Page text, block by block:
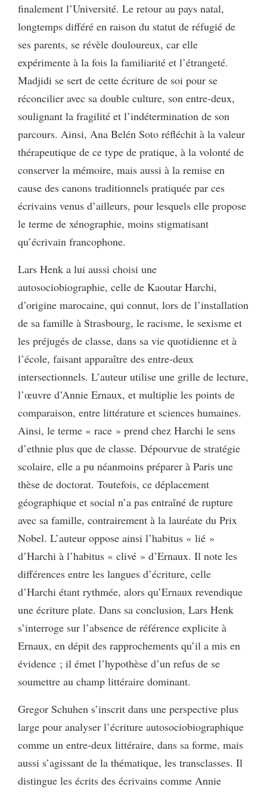
finalement l’Université. Le retour au pays natal,
longtemps différé en raison du statut de réfugié de
ses parents, se révèle douloureux, car elle
expérimente à la fois la familiarité et l’étrangeté.
Madjidi se sert de cette écriture de soi pour se
réconcilier avec sa double culture, son entre-deux,
soulignant la fragilité et l’indétermination de son
parcours. Ainsi, Ana Belén Soto réfléchit à la valeur
thérapeutique de ce type de pratique, à la volonté de
conserver la mémoire, mais aussi à la remise en
cause des canons traditionnels pratiquée par ces
écrivains venus d’ailleurs, pour lesquels elle propose
le terme de xénographie, moins stigmatisant
qu’écrivain francophone.
Lars Henk a lui aussi choisi une
autosociobiographie, celle de Kaoutar Harchi,
d’origine marocaine, qui connut, lors de l’installation
de sa famille à Strasbourg, le racisme, le sexisme et
les préjugés de classe, dans sa vie quotidienne et à
l’école, faisant apparaître des entre-deux
intersectionnels. L’auteur utilise une grille de lecture,
l’œuvre d’Annie Ernaux, et multiplie les points de
comparaison, entre littérature et sciences humaines.
Ainsi, le terme « race » prend chez Harchi le sens
d’ethnie plus que de classe. Dépourvue de stratégie
scolaire, elle a pu néanmoins préparer à Paris une
thèse de doctorat. Toutefois, ce déplacement
géographique et social n’a pas entraîné de rupture
avec sa famille, contrairement à la lauréate du Prix
Nobel. L’auteur oppose ainsi l’habitus « lié »
d’Harchi à l’habitus « clivé » d’Ernaux. Il note les
différences entre les langues d’écriture, celle
d’Harchi étant rythmée, alors qu’Ernaux revendique
une écriture plate. Dans sa conclusion, Lars Henk
s’interroge sur l’absence de référence explicite à
Ernaux, en dépit des rapprochements qu’il a mis en
évidence ; il émet l’hypothèse d’un refus de se
soumettre au champ littéraire dominant.
Gregor Schuhen s’inscrit dans une perspective plus
large pour analyser l’écriture autosociobiographique
comme un entre-deux littéraire, dans sa forme, mais
aussi s’agissant de la thématique, les transclasses. Il
distingue les écrits des écrivains comme Annie